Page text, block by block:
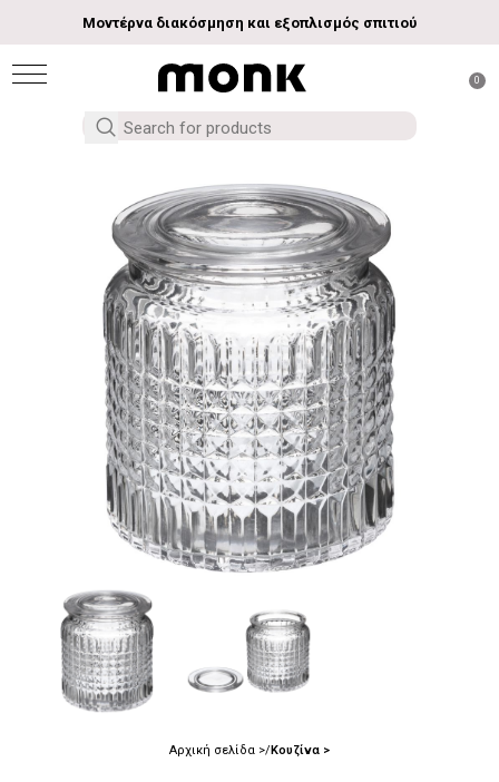
Μοντέρνα διακόσμηση και εξοπλισμός σπιτιού
0
Αρχική σελίδα Κουζίνα